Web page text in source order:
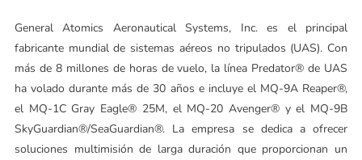
General Atomics Aeronautical Systems, Inc. es el principal
fabricante mundial de sistemas aéreos no tripulados (UAS). Con
más de 8 millones de horas de vuelo, la línea Predator® de UAS
ha volado durante más de 30 años e incluye el MQ-9A Reaper®,
el MQ-1C Gray Eagle® 25M, el MQ-20 Avenger® y el MQ-9B
SkyGuardian®/SeaGuardian®. La empresa se dedica a ofrecer
soluciones multimisión de larga duración que proporcionan un